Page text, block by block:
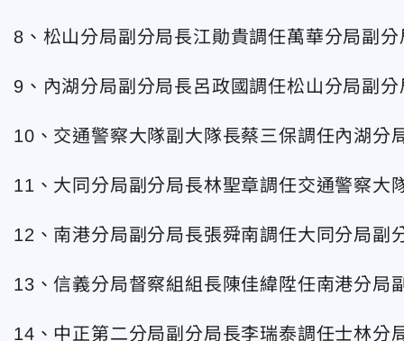
8、松山分局副分局長江勛貴調任萬華分局副分
9、內湖分局副分局長呂政國調任松山分局副分
10、交通警察大隊副大隊長蔡三保調任內湖分
11、大同分局副分局長林聖章調任交通警察大
12、南港分局副分局長張舜南調任大同分局副
13、信義分局督察組組長陳佳緯陞任南港分局
14、中正第二分局副分局長李瑞泰調任士林分